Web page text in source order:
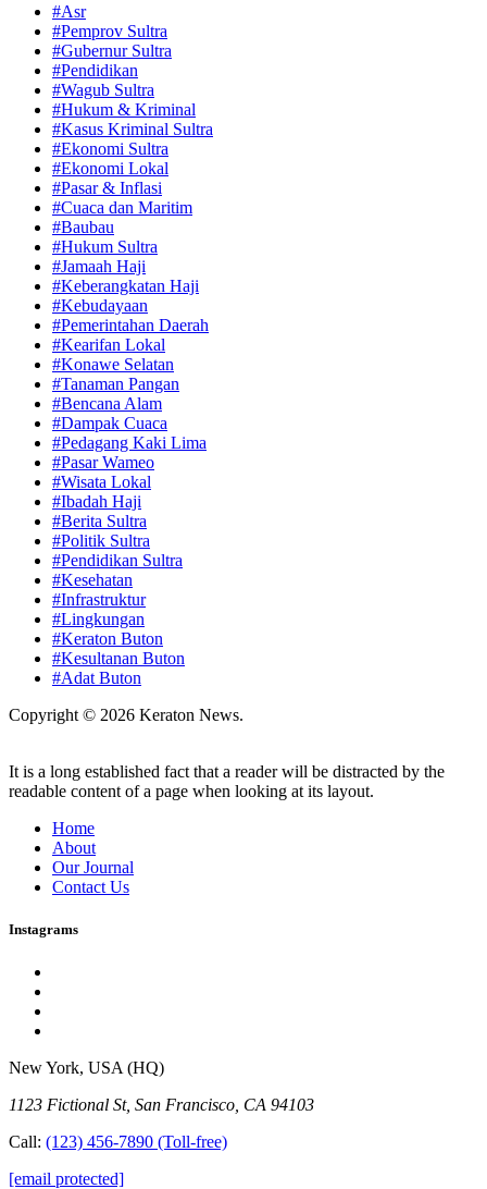
#Asr
#Pemprov Sultra
#Gubernur Sultra
#Pendidikan
#Wagub Sultra
#Hukum & Kriminal
#Kasus Kriminal Sultra
#Ekonomi Sultra
#Ekonomi Lokal
#Pasar & Inflasi
#Cuaca dan Maritim
#Baubau
#Hukum Sultra
#Jamaah Haji
#Keberangkatan Haji
#Kebudayaan
#Pemerintahan Daerah
#Kearifan Lokal
#Konawe Selatan
#Tanaman Pangan
#Bencana Alam
#Dampak Cuaca
#Pedagang Kaki Lima
#Pasar Wameo
#Wisata Lokal
#Ibadah Haji
#Berita Sultra
#Politik Sultra
#Pendidikan Sultra
#Kesehatan
#Infrastruktur
#Lingkungan
#Keraton Buton
#Kesultanan Buton
#Adat Buton
Copyright © 2026 Keraton News.
It is a long established fact that a reader will be distracted by the
readable content of a page when looking at its layout.
Home
About
Our Journal
Contact Us
Instagrams
New York, USA (HQ)
1123 Fictional St, San Francisco, CA 94103
Call: (123) 456-7890 (Toll-free)
[email protected]